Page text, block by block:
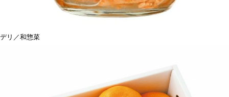
デリ／和惣菜